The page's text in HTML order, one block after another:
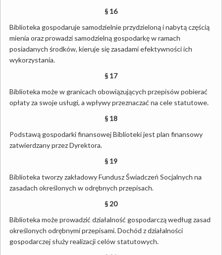
§ 16
Biblioteka gospodaruje samodzielnie przydzieloną i nabytą częścią
mienia oraz prowadzi samodzielną gospodarkę w ramach
posiadanych środków, kieruje się zasadami efektywności ich
wykorzystania.
§ 17
Biblioteka może w granicach obowiązujących przepisów pobierać
opłaty za swoje usługi, a wpływy przeznaczać na cele statutowe.
§ 18
Podstawą gospodarki finansowej Biblioteki jest plan finansowy
zatwierdzany przez Dyrektora.
§ 19
Biblioteka tworzy zakładowy Fundusz Świadczeń Socjalnych na
zasadach określonych w odrębnych przepisach.
§ 20
Biblioteka może prowadzić działalność gospodarczą według zasad
określonych odrębnymi przepisami. Dochód z działalności
gospodarczej służy realizacji celów statutowych.